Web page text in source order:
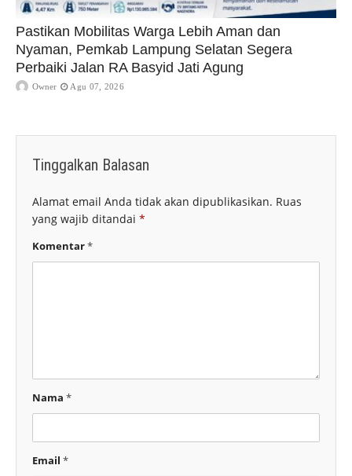
Pastikan Mobilitas Warga Lebih Aman dan
Nyaman, Pemkab Lampung Selatan Segera
Perbaiki Jalan RA Basyid Jati Agung
Owner Agu 07, 2026
Tinggalkan Balasan
Alamat email Anda tidak akan dipublikasikan. Ruas
yang wajib ditandai *
Komentar*
Nama *
Email *